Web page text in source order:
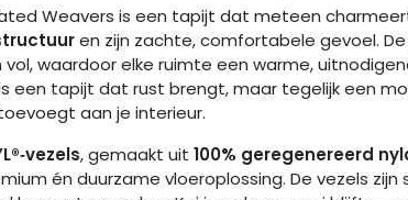
Weavers is een tapijt dat meteen
en zijn zachte, comfortabele gevoel.
waardoor elke ruimte een warme,
een tapijt dat rust brengt, maar tegelijk een
aan je interieur.
, gemaakt uit 100% geregenereerd
én duurzame vloeroplossing. De vezels zijn